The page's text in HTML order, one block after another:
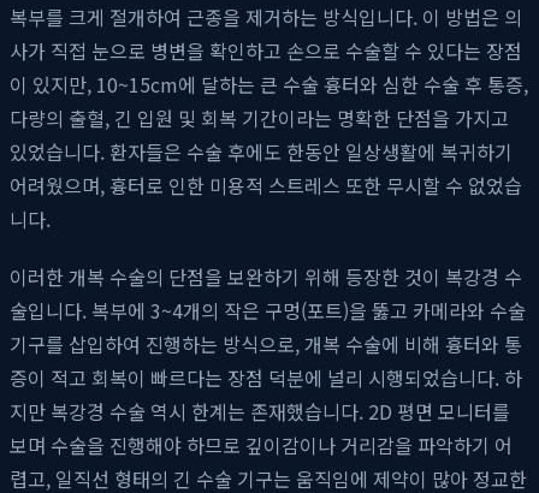
복부를 크게 절개하여 근종을 제거하는 방식입니다. 이 방법은 의
사가 직접 눈으로 병변을 확인하고 손으로 수술할 수 있다는 장점
이 있지만, 10~15cm에 달하는 큰 수술 흉터와 심한 수술 후 통증,
다량의 출혈, 긴 입원 및 회복 기간이라는 명확한 단점을 가지고
있었습니다. 환자들은 수술 후에도 한동안 일상생활에 복귀하기
어려웠으며, 흉터로 인한 미용적 스트레스 또한 무시할 수 없었습
니다.
이러한 개복 수술의 단점을 보완하기 위해 등장한 것이 복강경 수
술입니다. 복부에 3~4개의 작은 구멍(포트)을 뚫고 카메라와 수술
기구를 삽입하여 진행하는 방식으로, 개복 수술에 비해 흉터와 통
증이 적고 회복이 빠르다는 장점 덕분에 널리 시행되었습니다. 하
지만 복강경 수술 역시 한계는 존재했습니다. 2D 평면 모니터를
보며 수술을 진행해야 하므로 깊이감이나 거리감을 파악하기 어
렵고, 일직선 형태의 긴 수술 기구는 움직임에 제약이 많아 정교한